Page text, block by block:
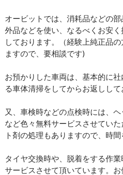
オービットでは、消耗品などの
外品などを使い、なるべくお安
しております。（経験上純正品
ますので、要相談です)
お預かりした車両は、基本的に
る車体清掃をしてからお返しして
又、車検時などの点検時には、
など色々無料サービスさせてい
ト剤の処理もありますので、時間
タイヤ交換時や、脱着をする作
サービスさせて頂いています。